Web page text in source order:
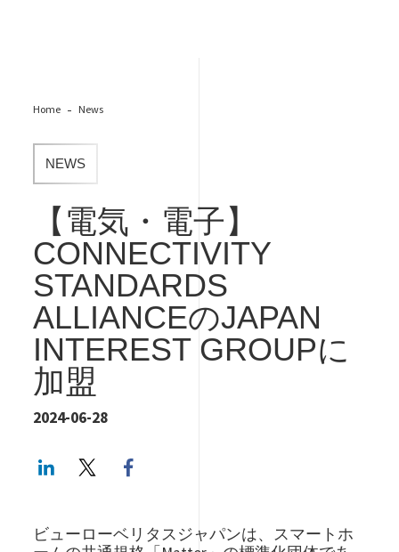
Home News
NEWS
【電気・電子】
CONNECTIVITY
STANDARDS
ALLIANCEのJAPAN
INTEREST GROUPに
加盟
2024-06-28
LinkedInTwitter
ビューローベリタスジャパンは、スマートホ